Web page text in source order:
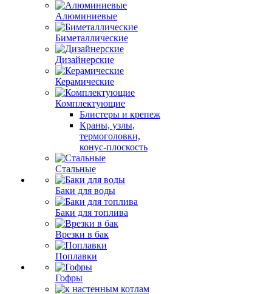
Алюминиевые
Биметаллические
Дизайнерские
Керамические
Комплектующие
Блистеры и крепеж
Краны, узлы,
термоголовки,
конус-плоскость
Стальные
Баки для воды
Баки для топлива
Врезки в бак
Поплавки
Гофры